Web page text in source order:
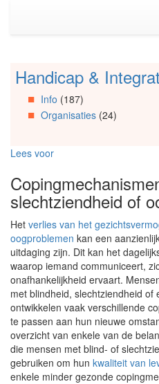
(Accesskey
Spring
Artikels
Spring
Spring
Organisaties
Spring
Social
media
Handicap &
Info (187)
Organisaties(24)
Lees voor
slechtziendheid of
Het verlies van het
oogproblemen kan een
uitdaging zijn. Dit kan het
waarop iemand communiceert,
onafhankelijkheid ervaart.
met blindheid, slechtziendheid of
ontwikkelen vaak verschillende
te passen aan hun nieuwe
overzicht van enkele van de
die mensen met blind- of
gebruiken om hun kwaliteit van
enkele minder gezonde